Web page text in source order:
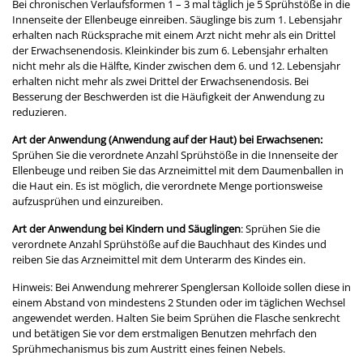
Bei chronischen Verlaufsformen 1 – 3 mal täglich je 5 Sprühstöße in die
Innenseite der Ellenbeuge einreiben. Säuglinge bis zum 1. Lebensjahr
erhalten nach Rücksprache mit einem Arzt nicht mehr als ein Drittel
der Erwachsenendosis. Kleinkinder bis zum 6. Lebensjahr erhalten
nicht mehr als die Hälfte, Kinder zwischen dem 6. und 12. Lebensjahr
erhalten nicht mehr als zwei Drittel der Erwachsenendosis. Bei
Besserung der Beschwerden ist die Häufigkeit der Anwendung zu
reduzieren.
Art der Anwendung (Anwendung auf der Haut) bei Erwachsenen:
Sprühen Sie die verordnete Anzahl Sprühstöße in die Innenseite der
Ellenbeuge und reiben Sie das Arzneimittel mit dem Daumenballen in
die Haut ein. Es ist möglich, die verordnete Menge portionsweise
aufzusprühen und einzureiben.
Art der Anwendung bei Kindern und Säuglingen: Sprühen Sie die
verordnete Anzahl Sprühstöße auf die Bauchhaut des Kindes und
reiben Sie das Arzneimittel mit dem Unterarm des Kindes ein.
Hinweis: Bei Anwendung mehrerer Spenglersan Kolloide sollen diese in
einem Abstand von mindestens 2 Stunden oder im täglichen Wechsel
angewendet werden. Halten Sie beim Sprühen die Flasche senkrecht
und betätigen Sie vor dem erstmaligen Benutzen mehrfach den
Sprühmechanismus bis zum Austritt eines feinen Nebels.